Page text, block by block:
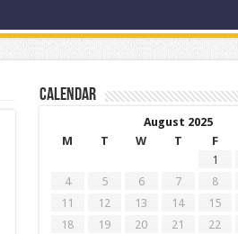
Calendar
August 2025
M
T W T F
1
4
5 6 7 8
11
12 13 14 15
18
19 20 21 22